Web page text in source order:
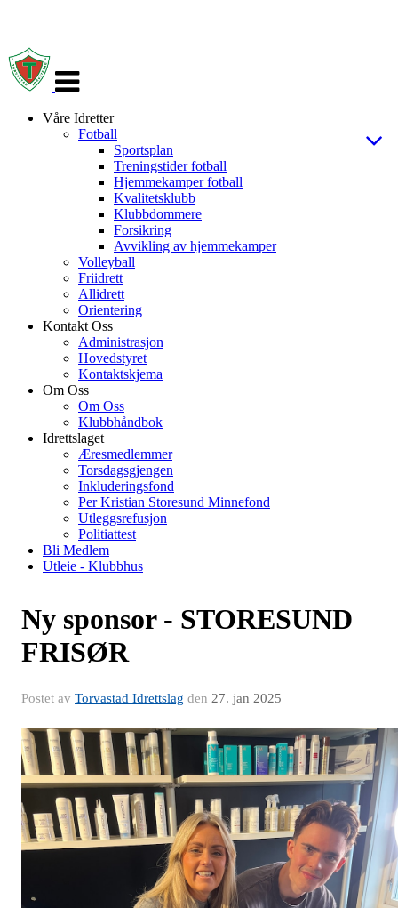
navigasjon
Våre Idretter
Fotball
Sportsplan
Treningstider fotball
Hjemmekamper fotball
Kvalitetsklubb
Klubbdommere
Forsikring
Avvikling av hjemmekamper
Volleyball
Friidrett
Allidrett
Orientering
Kontakt Oss
Administrasjon
Hovedstyret
Kontaktskjema
Om Oss
Om Oss
Klubbhåndbok
Idrettslaget
Æresmedlemmer
Torsdagsgjengen
Inkluderingsfond
Per Kristian Storesund Minnefond
Utleggsrefusjon
Politiattest
Bli Medlem
Utleie - Klubbhus
Ny sponsor - STORESUND
FRISØR
Postet av Torvastad Idrettslag den 27. jan 2025